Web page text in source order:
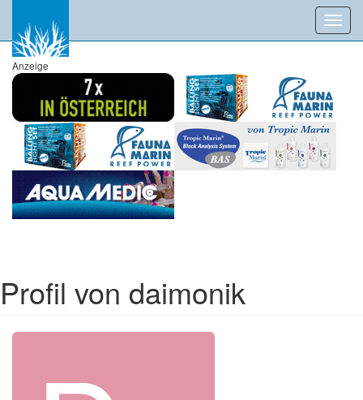
Anzeige
Profil von daimonik